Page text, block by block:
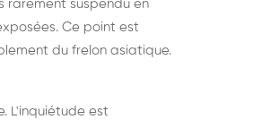
rarement suspendu en
Ce point est
du frelon asiatique.
L'inquiétude est